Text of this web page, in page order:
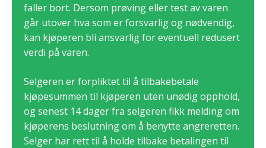
faller bort. Dersom prøving eller test av varen
går utover hva som er forsvarlig og nødvendig,
kan kjøperen bli ansvarlig for eventuell redusert
verdi på varen.
Selgeren er forpliktet til å tilbakebetale
kjøpesummen til kjøperen uten unødig opphold,
og senest 14 dager fra selgeren fikk melding om
kjøperens beslutning om å benytte angreretten.
Selger har rett til å holde tilbake betalingen til